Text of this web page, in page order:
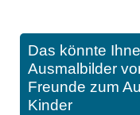
Das könnte
Ausmalbilder
Freunde zum
Kinder